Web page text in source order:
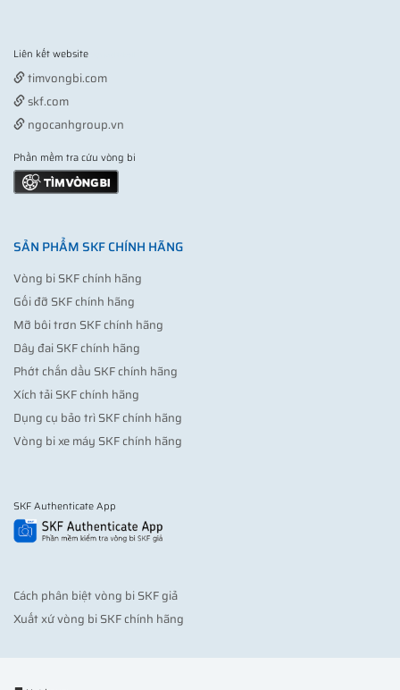
Liên kết website
timvongbi.com
skf.com
ngocanhgroup.vn
Phần mềm tra cứu vòng bi
SẢN PHẨM SKF CHÍNH HÃNG
Vòng bi SKF chính hãng
Gối đỡ SKF chính hãng
Mỡ bôi trơn SKF chính hãng
Dây đai SKF chính hãng
Phớt chắn dầu SKF chính hãng
Xích tải SKF chính hãng
Dụng cụ bảo trì SKF chính hãng
Vòng bi xe máy SKF chính hãng
SKF Authenticate App
Cách phân biệt vòng bi SKF giả
Xuất xứ vòng bi SKF chính hãng